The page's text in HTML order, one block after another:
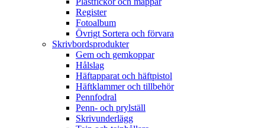
Register
Fotoalbum
Övrigt Sortera och förvara
Skrivbordsprodukter
Gem och gemkoppar
Hålslag
Häftapparat och häftpistol
Häftklammer och tillbehör
Pennfodral
Penn- och prylställ
Skrivunderlägg